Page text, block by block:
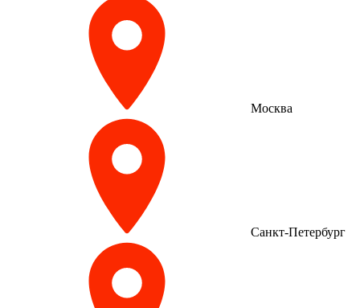
Москва
Санкт-Петербург